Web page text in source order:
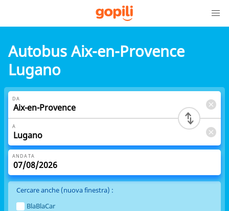
Autobus Aix-en-Provence
Lugano
DA
A
ANDATA
Cercare anche (nuova finestra) :
BlaBlaCar